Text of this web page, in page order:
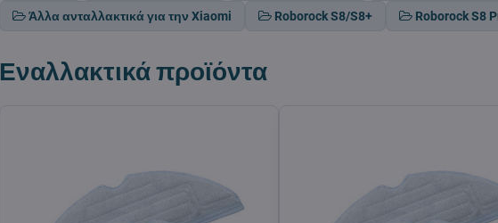
Άλλα ανταλλακτικά για την Xiaomi Roborock S8/S8+ Roborock S8
Εναλλακτικά προϊόντα